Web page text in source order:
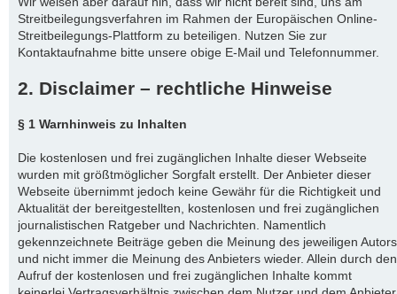
Streitbeilegungsverfahren im Rahmen der Europäischen Online-
Streitbeilegungs-Plattform zu beteiligen. Nutzen Sie zur
Kontaktaufnahme bitte unsere obige E-Mail und Telefonnummer.
2. Disclaimer – rechtliche Hinweise
§ 1 Warnhinweis zu Inhalten
Die kostenlosen und frei zugänglichen Inhalte dieser Webseite
wurden mit größtmöglicher Sorgfalt erstellt. Der Anbieter dieser
Webseite übernimmt jedoch keine Gewähr für die Richtigkeit und
Aktualität der bereitgestellten, kostenlosen und frei zugänglichen
journalistischen Ratgeber und Nachrichten. Namentlich
gekennzeichnete Beiträge geben die Meinung des jeweiligen Autors
und nicht immer die Meinung des Anbieters wieder. Allein durch den
Aufruf der kostenlosen und frei zugänglichen Inhalte kommt